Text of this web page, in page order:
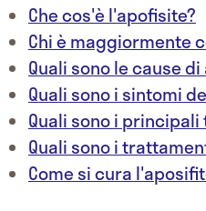
Che cos'è l'apofisite?
Chi è maggiormente
Quali sono le cause
Quali sono i sintomi
Quali sono i
Quali sono i
Come si cura